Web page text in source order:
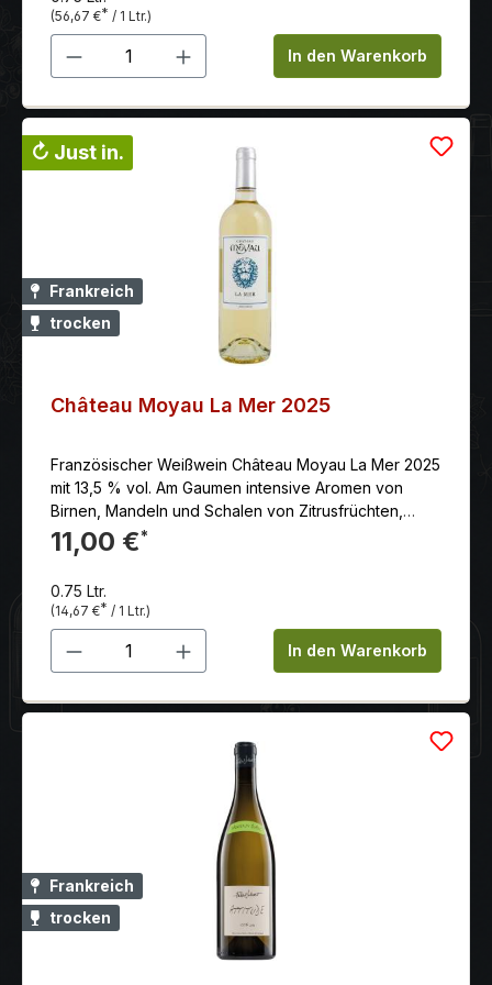
(56,67 €* / 1 Ltr.)
Produkt Anzahl: Gib denIn den Warenkorb
↻ Just in.
Frankreich
trocken
Château Moyau La Mer 2025
Französischer Weißwein Château Moyau La Mer 2025
mit 13,5 % vol. Am Gaumen intensive Aromen von
Birnen, Mandeln und Schalen von Zitrusfrüchten,
verbunden mit einem angenehmen Finish von weißem
Pfeffer.
11,00 €*
0.75 Ltr.
(14,67 €* / 1 Ltr.)
Produkt Anzahl: Gib denIn den Warenkorb
Frankreich
trocken